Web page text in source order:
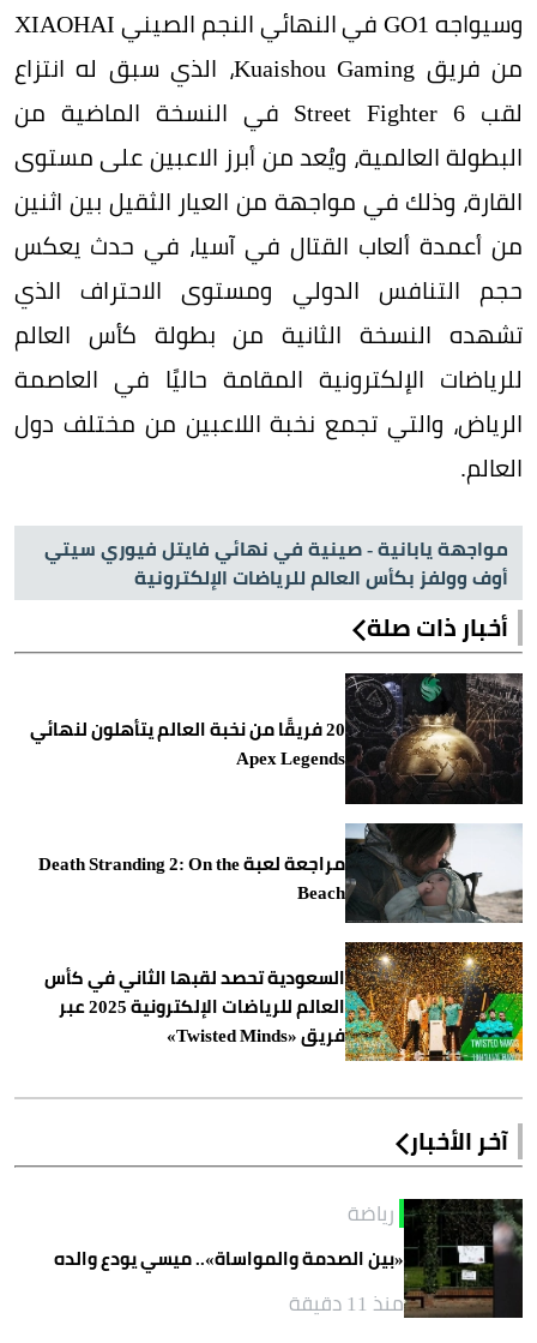
وسيواجه GO1 في النهائي النجم الصيني XIAOHAI
من فريق Kuaishou Gaming، الذي سبق له انتزاع
لقب Street Fighter 6 في النسخة الماضية من
البطولة العالمية، ويُعد من أبرز الاعبين على مستوى
القارة، وذلك في مواجهة من العيار الثقيل بين اثنين
من أعمدة ألعاب القتال في آسيا، في حدث يعكس
حجم التنافس الدولي ومستوى الاحتراف الذي
تشهده النسخة الثانية من بطولة كأس العالم
للرياضات الإلكترونية المقامة حاليًا في العاصمة
الرياض، والتي تجمع نخبة اللاعبين من مختلف دول
العالم.
مواجهة يابانية - صينية في نهائي فايتل فيوري سيتي
أوف وولفز بكأس العالم للرياضات الإلكترونية
أخبار ذات صلة
20 فريقًا من نخبة العالم يتأهلون لنهائي
Apex Legends
مراجعة لعبة Death Stranding 2: On the
Beach
السعودية تحصد لقبها الثاني في كأس
العالم للرياضات الإلكترونية 2025 عبر
فريق «Twisted Minds»
آخر الأخبار
رياضة
«بين الصدمة والمواساة».. ميسي يودع والده
منذ 11 دقيقة